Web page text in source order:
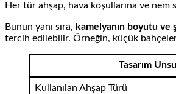
Her tür ahşap, hava koşullarına ve nem
Bunun yanı sıra, kamelyanın boyutu ve
tercih edilebilir. Örneğin, küçük
Tasarım
Kullanılan Ahşap Türü